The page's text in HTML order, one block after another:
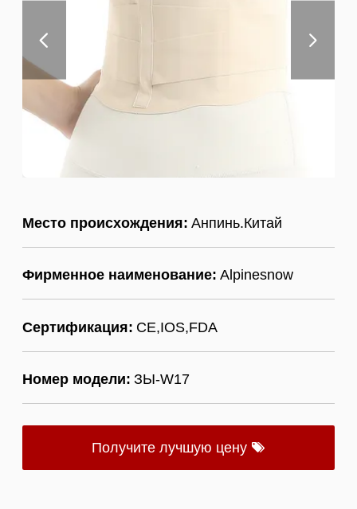
Место происхождения: Анпинь.Китай
Фирменное наименование: Alpinesnow
Сертификация: CE,IOS,FDA
Номер модели: ЗЫ-W17
Получите лучшую цену